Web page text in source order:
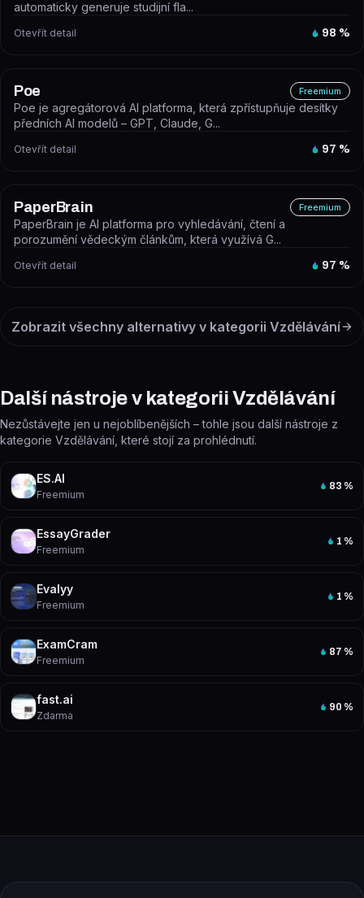
automaticky generuje studijní fla...
Otevřít detail 98 %
Poe Freemium
Poe je agregátorová AI platforma, která zpřístupňuje desítky
předních AI modelů – GPT, Claude, G...
Otevřít detail 97 %
PaperBrain Freemium
PaperBrain je AI platforma pro vyhledávání, čtení a
porozumění vědeckým článkům, která využívá G...
Otevřít detail 97 %
Zobrazit všechny alternativy v kategorii Vzdělávání
Další nástroje v kategorii Vzdělávání
Nezůstávejte jen u nejoblíbenějších – tohle jsou další nástroje z
kategorie Vzdělávání, které stojí za prohlédnutí.
ES.AI
Freemium
83 %
EssayGrader
Freemium
1 %
Evalyy
Freemium
1 %
ExamCram
Freemium
87 %
fast.ai
Zdarma
90 %